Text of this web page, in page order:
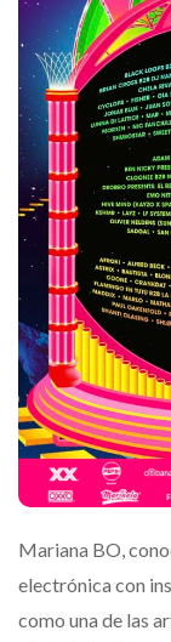
Mariana BO,
electrónica con
como una de las